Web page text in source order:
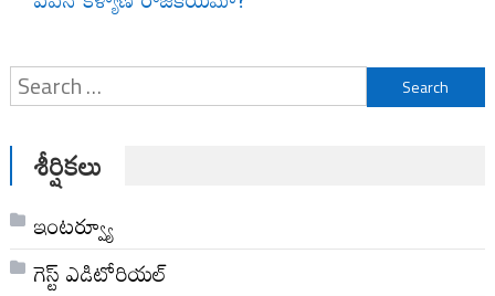
Search
for:
శీర్షికలు
ఇంటర్వ్యూ
గెస్ట్ ఎడిటోరియల్